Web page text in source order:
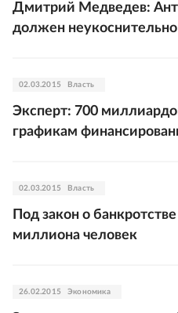
Дмитрий Медведев:
должен неукоснительно
02.03.2015 Власть
Эксперт: 700
графикам
02.03.2015 Власть
Под закон о
миллиона человек
26.02.2015 Экономика